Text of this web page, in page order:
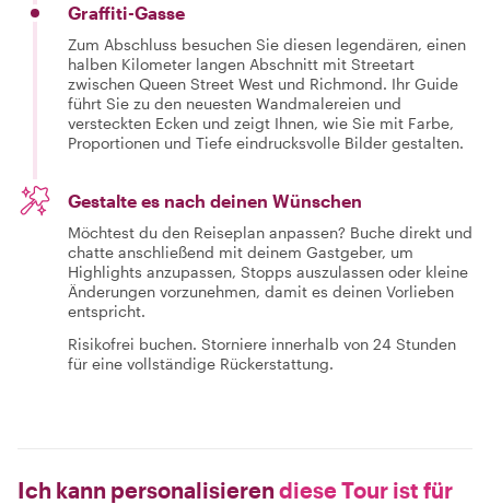
Graffiti-Gasse
Zum Abschluss besuchen Sie diesen legendären, einen
halben Kilometer langen Abschnitt mit Streetart
zwischen Queen Street West und Richmond. Ihr Guide
führt Sie zu den neuesten Wandmalereien und
versteckten Ecken und zeigt Ihnen, wie Sie mit Farbe,
Proportionen und Tiefe eindrucksvolle Bilder gestalten.
Gestalte es nach deinen Wünschen
Möchtest du den Reiseplan anpassen? Buche direkt und
chatte anschließend mit deinem Gastgeber, um
Highlights anzupassen, Stopps auszulassen oder kleine
Änderungen vorzunehmen, damit es deinen Vorlieben
entspricht.
Risikofrei buchen. Storniere innerhalb von 24 Stunden
für eine vollständige Rückerstattung.
Ich kann personalisieren diese Tour ist für